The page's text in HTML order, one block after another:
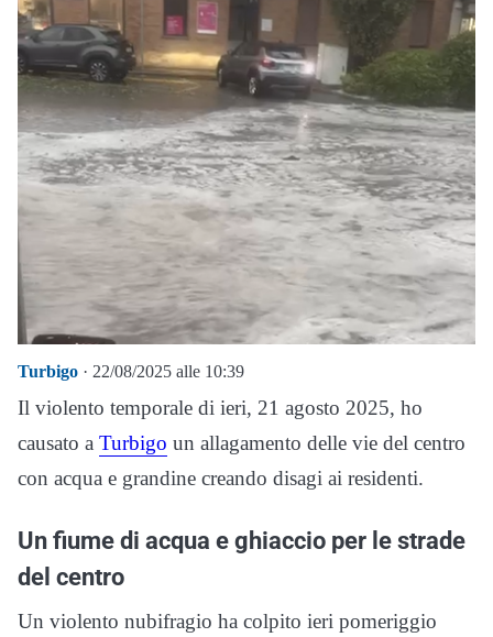
Turbigo · 22/08/2025 alle 10:39
Il violento temporale di ieri, 21 agosto 2025, ho
causato a Turbigo un allagamento delle vie del centro
con acqua e grandine creando disagi ai residenti.
Un fiume di acqua e ghiaccio per le strade
del centro
Un violento nubifragio ha colpito ieri pomeriggio